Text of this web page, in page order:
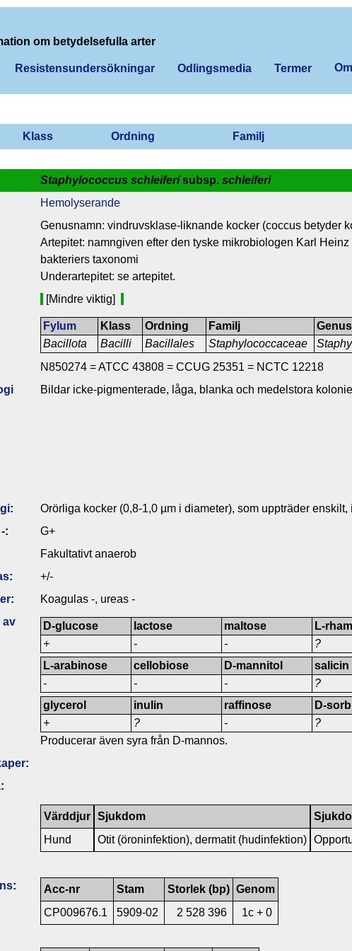
om betydelsefulla arter
Resistensundersökningar Odlingsmedia Termer
Klass Ordning Familj
Staphylococcus schleiferisubsp. schleiferi
Hemolyserande
Genusnamn: vindruvsklase-liknande kocker (coccus betyder
Artepitet: namngiven efter den tyske mikrobiologen Karl
bakteriers taxonomi
Underartepitet: se artepitet.
[Mindre viktig]
Fylum
Bacillota
Klass
Bacilli
Ordning
Bacillales
Familj
Staphylococcaceae
Genus
N850274 = ATCC 43808 = CCUG 25351 = NCTC 12218
Bildar icke-pigmenterade, låga, blanka och medelstora
:
Orörliga kocker (0,8-1,0 µm i diameter), som uppträder enskilt,
:
G+
Fakultativt anaerob
:
+/-
:
Koagulas -, ureas -
av
D-glucose
+
lactose
-
maltose
-
L-
?
L-arabinose
-
cellobiose
-
D-mannitol
-
salicin
?
glycerol
+
inulin
?
raffinose
-
D-
?
Producerar även syra från D-mannos.
:
:
Värddjur Sjukdom
Hund
Otit (öroninfektion), dermatit (hudinfektion)
: Acc-nr Stam Storlek (bp) Genom
CP009676.1
5909-02 2 528 396 1c + 0